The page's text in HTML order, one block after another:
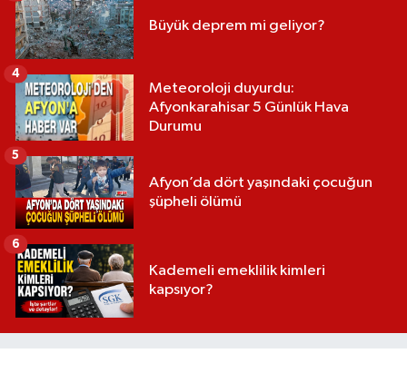
Büyük deprem mi geliyor?
Meteoroloji duyurdu:
Afyonkarahisar 5 Günlük Hava
Durumu
4
Afyon’da dört yaşındaki çocuğun
şüpheli ölümü
5
Kademeli emeklilik kimleri
kapsıyor?
6